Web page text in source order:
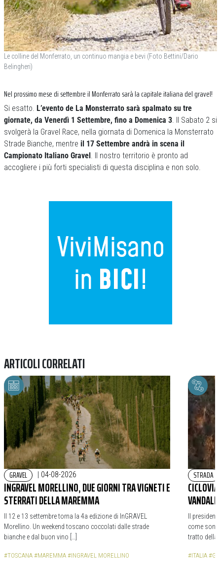
Le colline del Monferrato, un continuo mangia e bevi (Foto Bettini/Dario
Belingheri)
Nel prossimo mese di settembre il Monferrato sarà la capitale italiana del gravel!
Si esatto. L’evento de La Monsterrato sarà spalmato su tre
giornate, da Venerdì 1 Settembre, fino a Domenica 3 . Il Sabato 2 si
svolgerà la Gravel Race, nella giornata di Domenica la Monsterrato
Strade Bianche, mentre il 17 Settembre andrà in scena il
Campionato Italiano Gravel . Il nostro territorio è pronto ad
accogliere i più forti specialisti di questa disciplina e non solo.
ARTICOLI CORRELATI
GRAVEL 04-08-2026
INGRAVEL MORELLINO, DUE GIORNI TRA VIGNETI E
STERRATI DELLA MAREMMA
Il 12 e 13 settembre torna la 4a edizione di InGRAVEL
Morellino. Un weekend toscano coccolati dalle strade
bianche e dal buon vino […]
#TOSCANA #MAREMMA #INGRAVEL MORELLINO
STRADA
Il
come sono
tratto della
#ITALIA